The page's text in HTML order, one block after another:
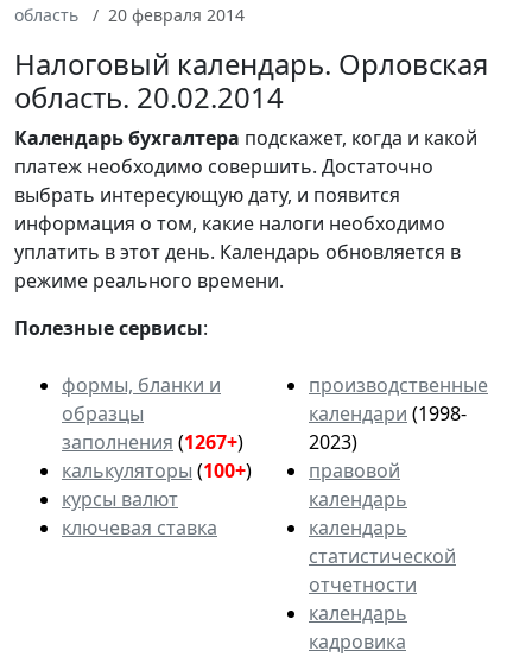
область
20 февраля 2014
Налоговый календарь. Орловская
область. 20.02.2014
Календарьбухгалтера подскажет, когда и какой
платеж необходимо совершить. Достаточно
выбрать интересующую дату, и появится
информация о том, какие налоги необходимо
уплатить в этот день. Календарь обновляется в
режиме реального времени.
Полезные сервисы:
формы, бланки и
образцы
заполнения (1267+)
калькуляторы (100+)
курсы валют
ключевая ставка
производственные
календари (1998-
2023)
правовой
календарь
календарь
статистической
отчетности
календарь
кадровика